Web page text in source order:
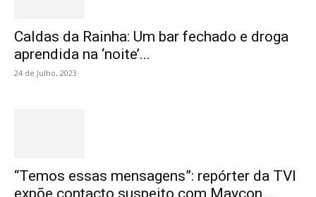
Caldas da Rainha: Um bar fechado e droga
aprendida na ‘noite’...
24 de Julho, 2023
“Temos essas mensagens”: repórter da TVI